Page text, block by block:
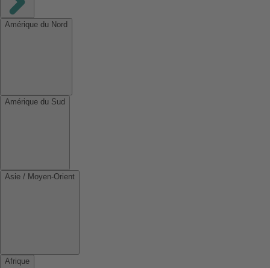
Amérique du Nord
Amérique du Sud
Asie / Moyen-Orient
Afrique